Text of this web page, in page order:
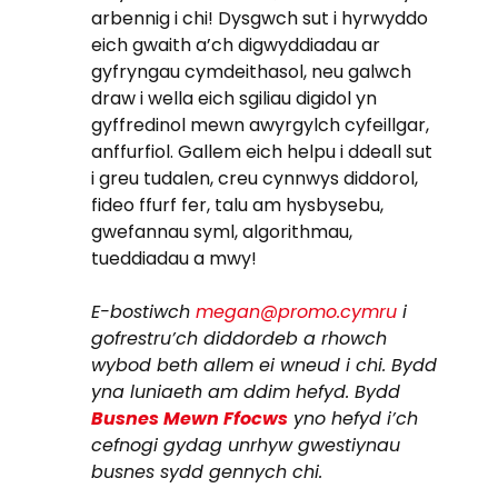
arbennig i chi! Dysgwch sut i hyrwyddo
eich gwaith a’ch digwyddiadau ar
gyfryngau cymdeithasol, neu galwch
draw i wella eich sgiliau digidol yn
gyffredinol mewn awyrgylch cyfeillgar,
anffurfiol. Gallem eich helpu i ddeall sut
i greu tudalen, creu cynnwys diddorol,
fideo ffurf fer, talu am hysbysebu,
gwefannau syml, algorithmau,
tueddiadau a mwy!
E-bostiwchmegan@promo.cymru i
gofrestru’ch diddordeb a rhowch
wybod beth allem ei wneud i chi. Bydd
yna luniaeth am ddim hefyd. Bydd
Busnes Mewn Ffocws yno hefyd i’ch
cefnogi gydag unrhyw gwestiynau
busnes sydd gennych chi.